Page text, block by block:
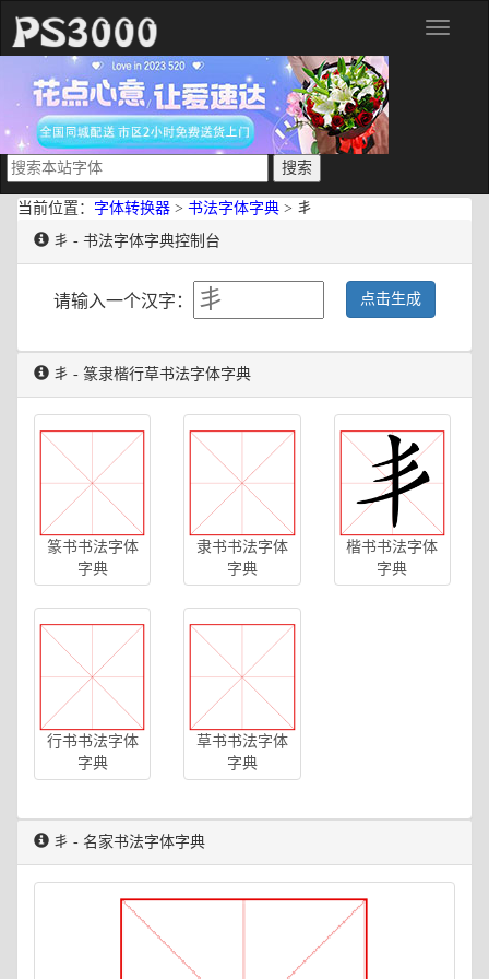
分
当前位置： 字体转换器 > 书法字体字典 > 丯
丯 - 书法字体字典控制台
请输入一个汉字： 点击生成
丯 - 篆隶楷行草书法字体字典
篆书书法字体
字典
隶书书法字体
字典
楷书书法字体
字典
行书书法字体
字典
草书书法字体
字典
丯 - 名家书法字体字典